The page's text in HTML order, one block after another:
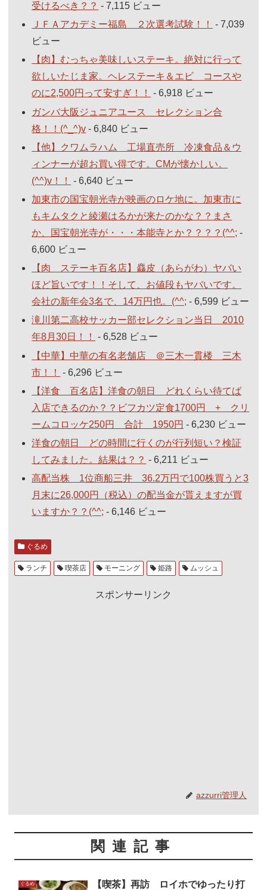
受けるべき？？ - 7,115 ビュー
ＪＦＡアカデミー福島 ２次選考試験！！
- 7,039
ビュー
【肉】むっちゃ美味しいステーキ。絶対に行って
欲しいたじま家。ヘレステーキ＆エビ コースや
のに2,500円って安すぎ！！
- 6,918 ビュー
ガンバ大阪ジュニアユース セレクション合
格！！(^_^)v - 6,840 ビュー
【他】クワムラハム 工場直売所 冷凍食品＆ウ
ィンナーが超お買い得です。CMが懐かしい。
(^^)v！！
- 6,640 ビュー
加東市の国宝朝光寺が映画のロケ地に。加東市に
もキムタクと綾瀬はるかが来たのかな？？まさ
か、国宝朝光寺が・・・本能寺とか？？？？(^^; -
6,600 ビュー
【肉 ステーキ百名店】麤皮（あらがわ）ヤバい
ほど旨いです！！そして、お値段もヤバいです。
会社の新年会3名で、14万円也。(^^; - 6,599 ビュー
滝川第二高校サッカー部セレクション当日 2010
年8月30日！！
- 6,528 ビュー
【中華】中華の有名老舗店 ＠三木一貫楼 三木
市！！
- 6,296 ビュー
【洋食 百名店】洋食の朝日 どれくらい待てば
入店できるのか？？ビフカツ定食1700円 + クリ
ームコロッケ250円 合計 1950円 - 6,230 ビュー
洋食の朝日 どの時間に行くのが行列短い？検証
してみました。結果は？？ - 6,211 ビュー
高配当株 1位商船三井 36.2万円で100株買うと3
月末に26,000円（税込）の配当金が貰えますが買
いますか？？(^^; - 6,146 ビュー
ぐるめ
ランチ 喫茶店 モーニング 姫路 ムッシュ
スポンサーリンク
azzurri管理人
関連記事
ぐるめ
【喫茶】再訪 ロイホでゆったり打